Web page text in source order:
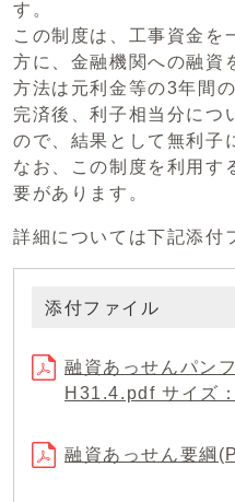
す。
この制度は、工事資金を
方に、金融機関への融資
方法は元利金等の3年間
完済後、利子相当分につ
ので、結果として無利子
なお、この制度を利用す
要があります。
詳細については下記添付
添付ファイル
融資あっせんパン
H31.4.pdf サイズ
融資あっせん要綱